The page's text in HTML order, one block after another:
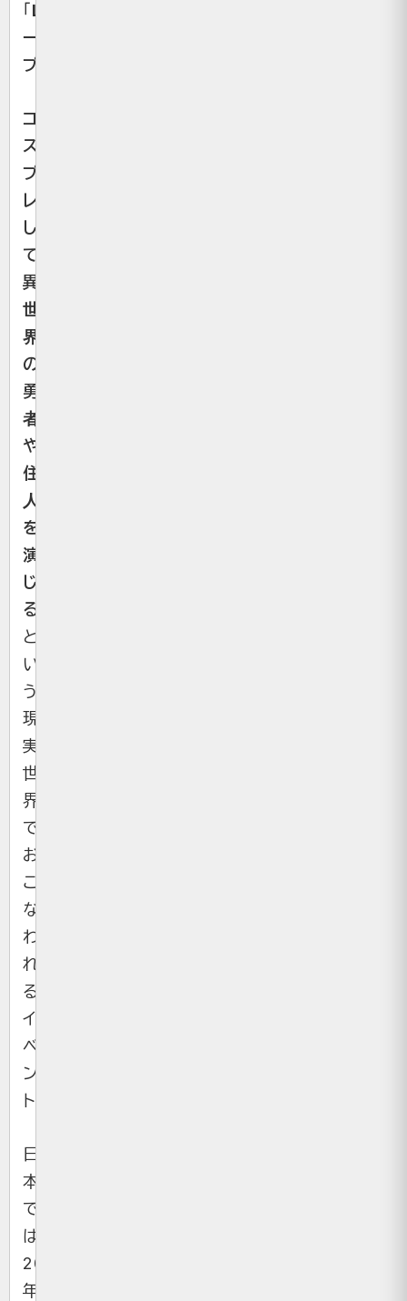
「 LARP（ラ
ー
プ）
コ
ス
プ
レ
し
て
異
世
界
の
勇
者
や
住
人
を
演
じ
る
と
い
う、
現
実
世
界
で
お
こ
な
わ
れ
る
イ
ベ
ン
ト。
日
本
で
は
2012
年